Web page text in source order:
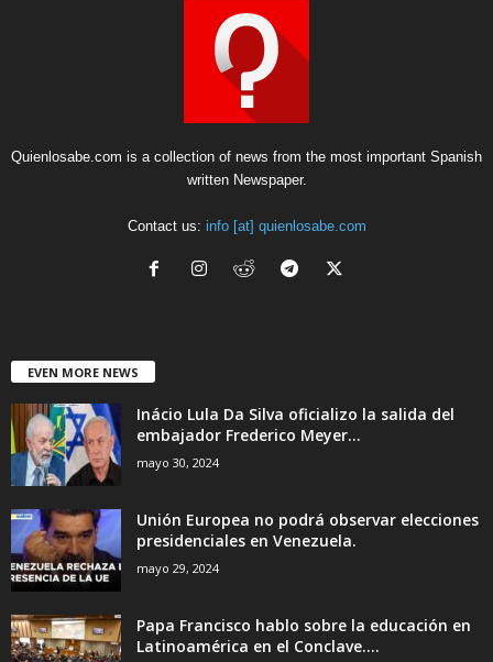
Quienlosabe.com is a collection of news from the most important Spanish
written Newspaper.
Contact us: info [at] quienlosabe.com
EVEN MORE NEWS
Inácio Lula Da Silva oficializo la salida del
embajador Frederico Meyer...
mayo 30, 2024
Unión Europea no podrá observar elecciones
presidenciales en Venezuela.
mayo 29, 2024
Papa Francisco hablo sobre la educación en
Latinoamérica en el Conclave....